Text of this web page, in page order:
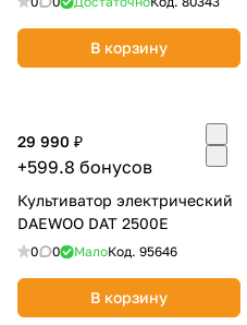
В корзину
29 990 ₽
+599.8 бонусов
Культиватор электрический
DAEWOO DAT 2500E
0 0 МалоКод. 95646
В корзину